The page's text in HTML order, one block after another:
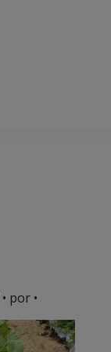
• por •